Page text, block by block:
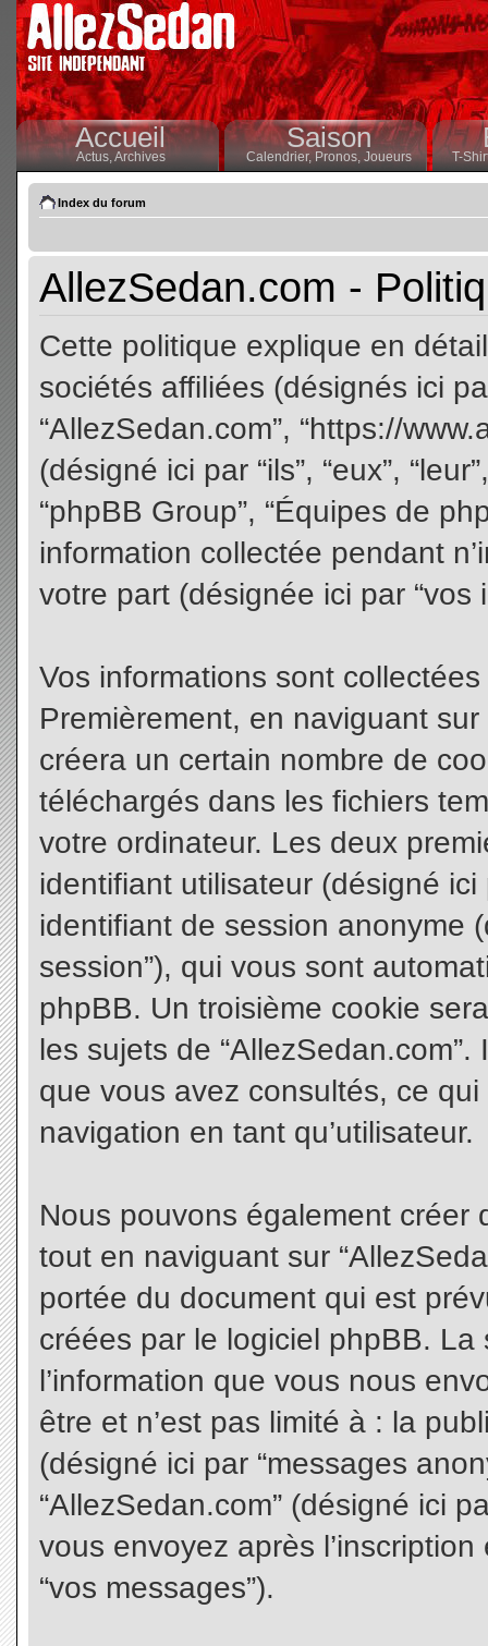
Accueil
Actus,Archives
Saison
Calendrier,Pronos, Joueurs T-
Index du forum
AllezSedan.com -
Cette politique explique en
sociétés affiliées (désignés ici
“AllezSedan.com”, “https://
(désigné ici par “ils”, “eux”,
“phpBB Group”, “Équipes de
information collectée pendant
votre part (désignée ici par “vos
Vos informations sont
Premièrement, en naviguant
créera un certain nombre de
téléchargés dans les fichiers
votre ordinateur. Les deux
identifiant utilisateur (désigné ici
identifiant de session anonyme
session”), qui vous sont
phpBB. Un troisième cookie
les sujets de
que vous avez consultés, ce
navigation en tant qu’utilisateur.
Nous pouvons également créer
tout en naviguant sur
portée du document qui est
créées par le logiciel phpBB.
l’information que vous nous
être et n’est pas limité à : la
(désigné ici par “messages
“AllezSedan.com” (désigné ici
vous envoyez après
“vos messages”).